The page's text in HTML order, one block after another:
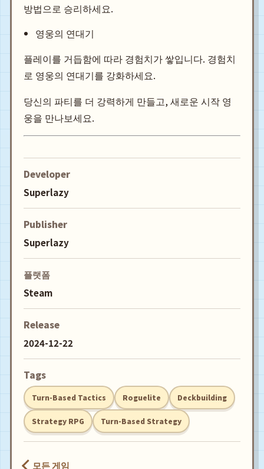
방법으로 승리하세요.
영웅의 연대기
플레이를 거듭함에 따라 경험치가 쌓입니다. 경험치
로 영웅의 연대기를 강화하세요.
당신의 파티를 더 강력하게 만들고, 새로운 시작 영
웅을 만나보세요.
Developer
Superlazy
Publisher
Superlazy
플랫폼
Steam
Release
2024-12-22
Tags
Turn-Based Tactics Roguelite Deckbuilding
Strategy RPG Turn-Based Strategy
모든 게임